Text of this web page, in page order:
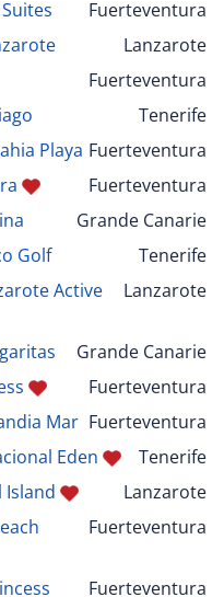
Fuerteventura
Lanzarote
Fuerteventura
Tenerife
Playa Fuerteventura
Fuerteventura
Grande Canarie
Golf
Tenerife
Active
Lanzarote
Grande Canarie
Fuerteventura
Mar Fuerteventura
Eden
Tenerife
Island
Lanzarote
Fuerteventura
Fuerteventura